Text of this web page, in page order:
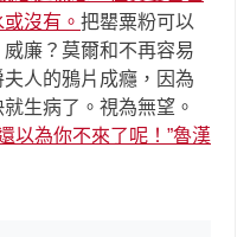
沒有。 把罌粟粉可以
廉？莫爾和不再容易
人的鴉片成癮，因為
生病了。視為無望。
以為你不來了呢！”魯漢